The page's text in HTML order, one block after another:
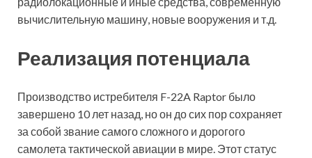
вычислительную машину, новые вооружения и т.д.
Реализация потенциала
Производство истребителя F-22A Raptor было
завершено 10 лет назад, но он до сих пор сохраняет
за собой звание самого сложного и дорогого
самолета тактической авиации в мире. Этот статус